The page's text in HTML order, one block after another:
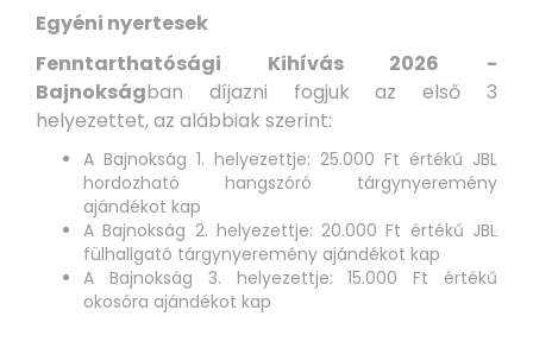
Egyéni nyertesek
Fenntarthatósági Kihívás 2026
-
Bajnokságban díjazni fogjuk az első 3
helyezettet, az alábbiak szerint:
A Bajnokság 1. helyezettje: 25.000 Ft értékű JBL
hordozható hangszóró tárgynyeremény
ajándékot kap
A Bajnokság 2. helyezettje: 20.000 Ft értékű JBL
fülhallgató tárgynyeremény ajándékot kap
A Bajnokság 3. helyezettje: 15.000 Ft értékű
okosóra ajándékot kap